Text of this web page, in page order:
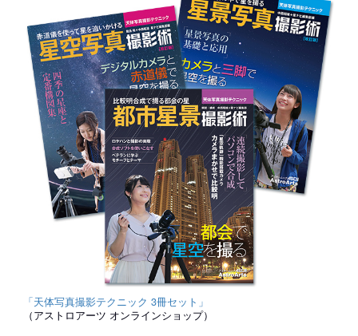
「天体写真撮影テクニック 3冊セット」
（アストロアーツ オンラインショップ）